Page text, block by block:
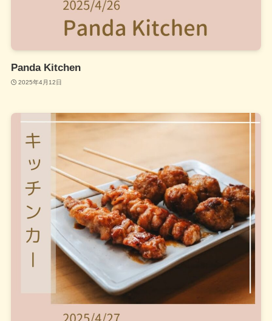
Panda Kitchen
2025年4月12日